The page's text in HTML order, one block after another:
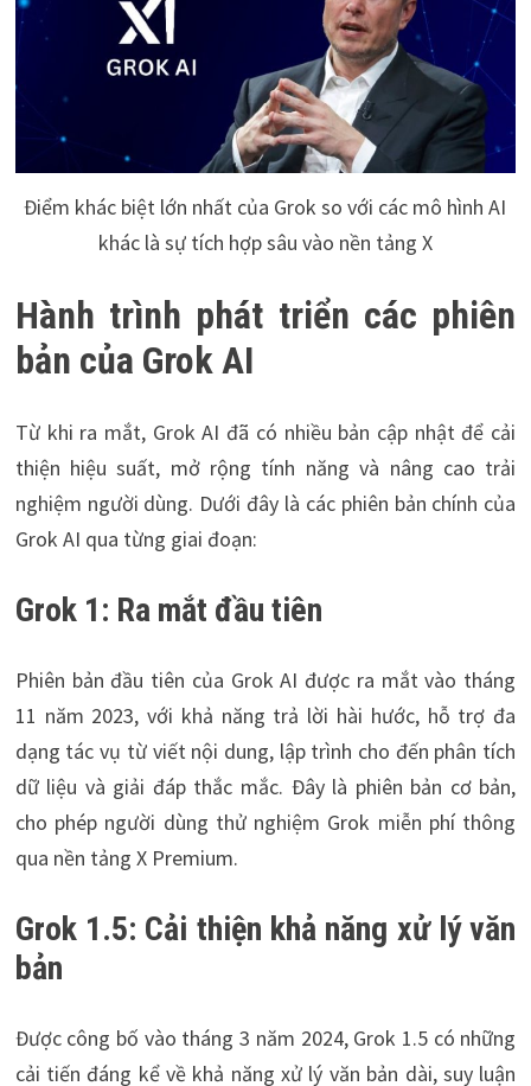
Điểm khác biệt lớn nhất của Grok so với các mô hình AI
khác là sự tích hợp sâu vào nền tảng X
Hành trình phát triển các phiên
bản của Grok AI
Từ khi ra mắt, Grok AI đã có nhiều bản cập nhật để cải
thiện hiệu suất, mở rộng tính năng và nâng cao trải
nghiệm người dùng. Dưới đây là các phiên bản chính của
Grok AI qua từng giai đoạn:
Grok 1: Ra mắt đầu tiên
Phiên bản đầu tiên của Grok AI được ra mắt vào tháng
11 năm 2023, với khả năng trả lời hài hước, hỗ trợ đa
dạng tác vụ từ viết nội dung, lập trình cho đến phân tích
dữ liệu và giải đáp thắc mắc. Đây là phiên bản cơ bản,
cho phép người dùng thử nghiệm Grok miễn phí thông
qua nền tảng X Premium.
Grok 1.5: Cải thiện khả năng xử lý văn
bản
Được công bố vào tháng 3 năm 2024, Grok 1.5 có những
cải tiến đáng kể về khả năng xử lý văn bản dài, suy luận